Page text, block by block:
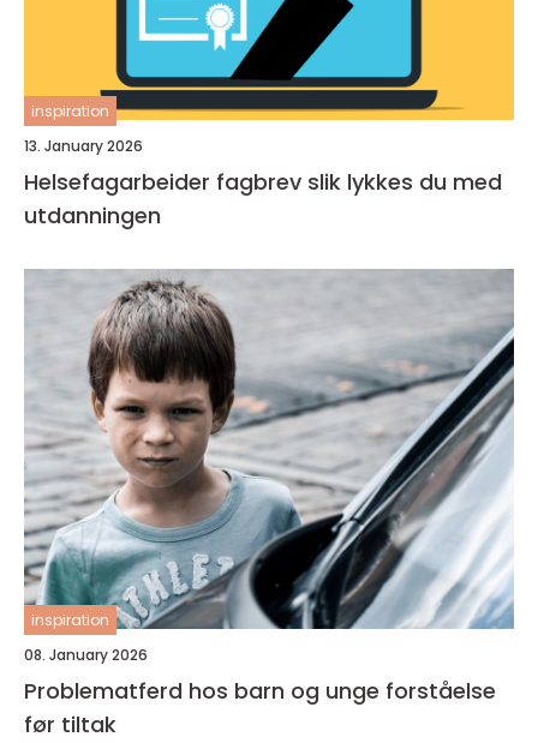
inspiration
13. January 2026
Helsefagarbeider fagbrev slik lykkes du med
utdanningen
inspiration
08. January 2026
Problematferd hos barn og unge forståelse
før tiltak